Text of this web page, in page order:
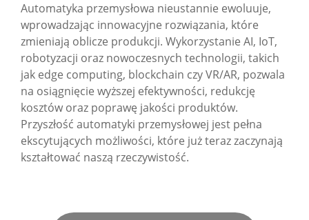
Automatyka przemysłowa nieustannie ewoluuje,
wprowadzając innowacyjne rozwiązania, które
zmieniają oblicze produkcji. Wykorzystanie AI, IoT,
robotyzacji oraz nowoczesnych technologii, takich
jak edge computing, blockchain czy VR/AR, pozwala
na osiągnięcie wyższej efektywności, redukcję
kosztów oraz poprawę jakości produktów.
Przyszłość automatyki przemysłowej jest pełna
ekscytujących możliwości, które już teraz zaczynają
kształtować naszą rzeczywistość.